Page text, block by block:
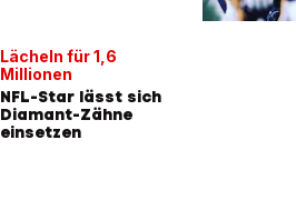
Lächeln für 1,6
Millionen
NFL-Star lässt sich
Diamant-Zähne
einsetzen